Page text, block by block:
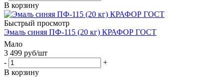
В корзину
Быстрый просмотр
Эмаль синяя ПФ-115 (20 кг) КРАФОР ГОСТ
Мало
3 499 руб/шт
-
+
В корзину